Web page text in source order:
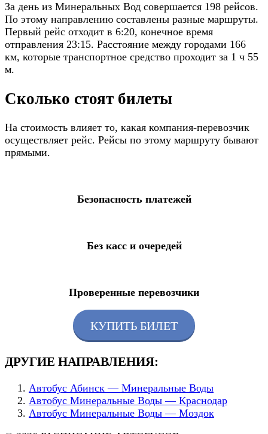
За день из Минеральных Вод совершается 198 рейсов.
По этому направлению составлены разные маршруты.
Первый рейс отходит в 6:20, конечное время
отправления 23:15. Расстояние между городами 166
км, которые транспортное средство проходит за 1 ч 55
м.
Сколько стоят билеты
На стоимость влияет то, какая компания-перевозчик
осуществляет рейс. Рейсы по этому маршруту бывают
прямыми.
Безопасность платежей
Без касс и очередей
Проверенные перевозчики
КУПИТЬ БИЛЕТ
ДРУГИЕ НАПРАВЛЕНИЯ:
Автобус Абинск — Минеральные Воды
Автобус Минеральные Воды — Краснодар
Автобус Минеральные Воды — Моздок